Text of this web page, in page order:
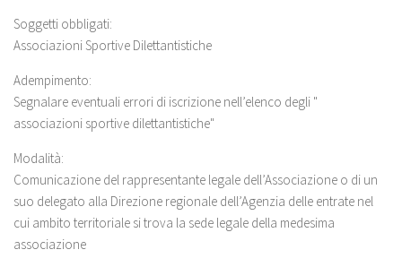
Soggetti obbligati:
Associazioni Sportive Dilettantistiche
Adempimento:
Segnalare eventuali errori di iscrizione nell’elenco degli "
associazioni sportive dilettantistiche"
Modalità:
Comunicazione del rappresentante legale dell’Associazione o di un
suo delegato alla Direzione regionale dell’Agenzia delle entrate nel
cui ambito territoriale si trova la sede legale della medesima
associazione